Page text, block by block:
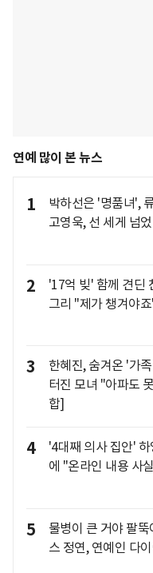
연예 많이 본 뉴스
1
박하선은 '명품녀',
고영욱, 선 세게 넘
2
'17억 빚' 함께 견딘
그리 "제가 챙겨야
3
한혜진, 숨겨온 '가
터진 모녀 "아파도
합]
4
'4대째 의사 집안'
에 "온라인 내용 사
5
물병이 큰 거야 팔
스 정연, 연예인 다